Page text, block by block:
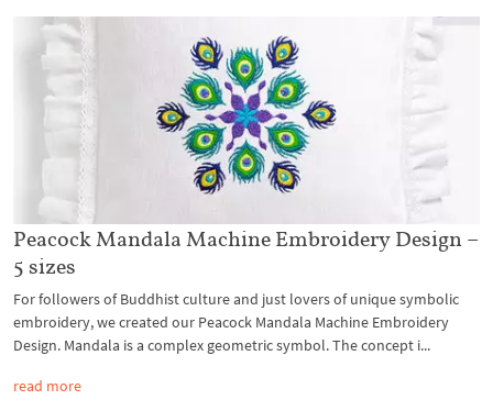
Peacock Mandala Machine Embroidery Design –
5 sizes
For followers of Buddhist culture and just lovers of unique symbolic
embroidery, we created our Peacock Mandala Machine Embroidery
Design. Mandala is a complex geometric symbol. The concept i...
read more